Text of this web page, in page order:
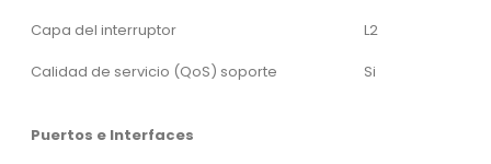
Capa del interruptor
L2
Calidad de servicio (QoS) soporte
Si
Puertos e Interfaces